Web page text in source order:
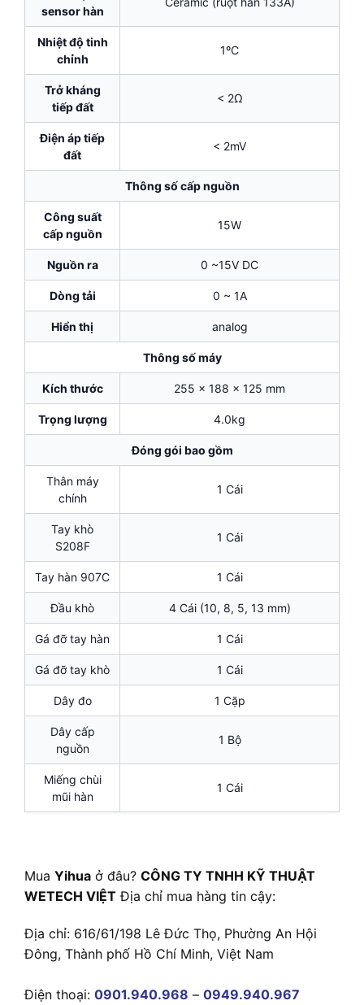
sensor hàn
Nhiệt độ tinh
chỉnh
1ºC
Trở kháng
tiếp đất
< 2Ω
Điện áp tiếp
đất
< 2mV
Thông số cấp nguồn
Công suất
cấp nguồn
15W
Nguồn ra 0 ~15V DC
Dòng tải 0 ~ 1A
Hiển thị analog
Thông số máy
Kích thước 255 x 188 x 125 mm
Trọng lượng 4.0kg
Đóng gói bao gồm
Thân máy
chính
1 Cái
Tay khò
S208F
1 Cái
Tay hàn 907C 1 Cái
Đầu khò 4 Cái (10, 8, 5, 13 mm)
Gá đỡ tay hàn 1 Cái
Gá đỡ tay khò 1 Cái
Dây đo 1 Cặp
Dây cấp
nguồn
1 Bộ
Miếng chùi
mũi hàn
1 Cái
Mua Yihua ở đâu? CÔNG TY TNHH KỸ THUẬT
WETECH VIỆT Địa chỉ mua hàng tin cậy:
Địa chỉ: 616/61/198 Lê Đức Thọ, Phường An Hội
Đông, Thành phố Hồ Chí Minh, Việt Nam
Điện thoại: 0901.940.968 – 0949.940.967